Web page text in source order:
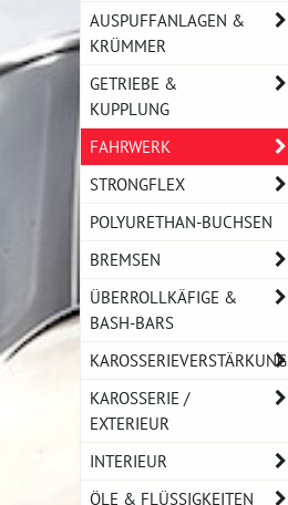
AUSPUFFANLAGEN &
KRÜMMER
GETRIEBE &
KUPPLUNG
FAHRWERK
STRONGFLEX
POLYURETHAN-BUCHSEN
BREMSEN
ÜBERROLLKÄFIGE &
BASH-BARS
KAROSSERIEVERSTÄRKUNG
KAROSSERIE /
EXTERIEUR
INTERIEUR
ÖLE & FLÜSSIGKEITEN